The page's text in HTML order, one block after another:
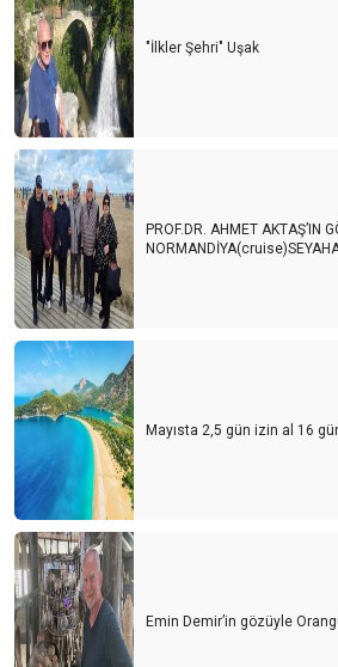
"İlkler Şehri" Uşak
PROF.DR. AHMET AKTAŞ’IN
Mayısta 2,5 gün izin al 16
Emin Demir’in gözüyle